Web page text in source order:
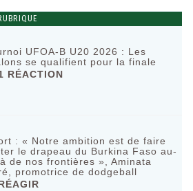
UFOA-B U20 2026 : Les
se qualifient pour la finale
RÉACTION
: « Notre ambition est de faire
le drapeau du Burkina Faso au-
de nos frontières », Aminata
promotrice de dodgeball